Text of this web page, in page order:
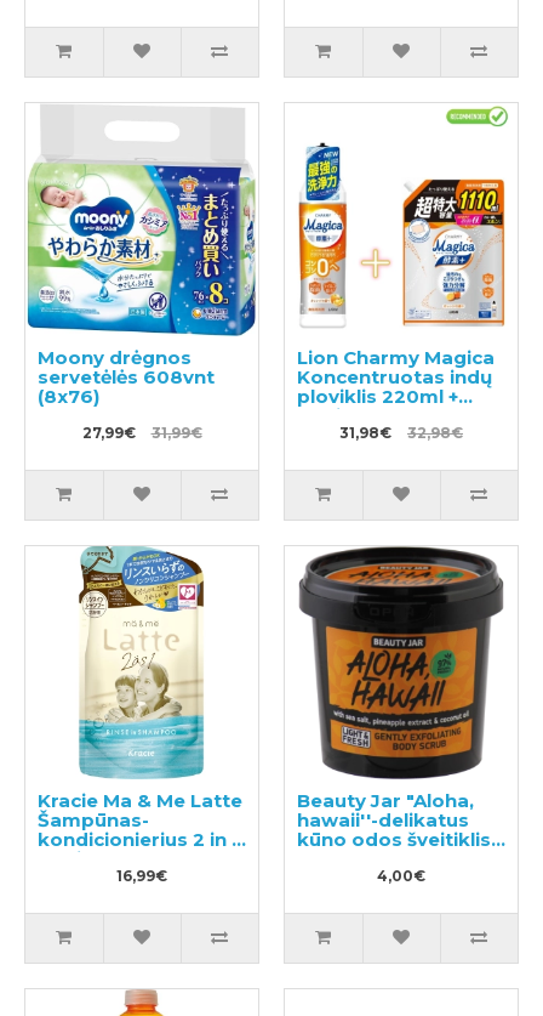
Moony drėgnos
servetėlės 608vnt
(8x76)
27,99€ 31,99€
Lion Charmy Magica
Koncentruotas indų
ploviklis 220ml +
papildymas 1110ml
31,98€ 32,98€
Kracie Ma & Me Latte
Šampūnas-
kondicionierius 2 in 1
papildymas 360ml
16,99€
Beauty Jar "Aloha,
hawaii''-delikatus
kūno odos šveitiklis
4,00€